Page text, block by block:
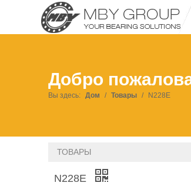
Добро
Вы здесь: Дом / Товары / N228E
ТОВАРЫ
N228E